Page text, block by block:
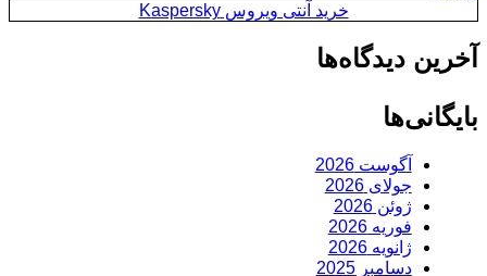
خرید آنتی ویروس Kaspersky
آخرین دیدگاه‌ها
بایگانی‌ها
آگوست 2026
جولای 2026
ژوئن 2026
فوریه 2026
ژانویه 2026
دسامبر 2025